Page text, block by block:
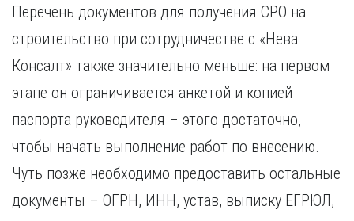
Перечень документов для получения СРО на
строительство при сотрудничестве с «Нева
Консалт» также значительно меньше: на первом
этапе он ограничивается анкетой и копией
паспорта руководителя – этого достаточно,
чтобы начать выполнение работ по внесению.
Чуть позже необходимо предоставить остальные
документы – ОГРН, ИНН, устав, выписку ЕГРЮЛ,